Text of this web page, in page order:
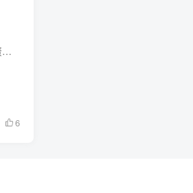
一、基本信息 身高：155cm 出生地：存在两种说法，部分资料称其来自中国台湾，也有信息显示长期活跃于广东地区。 出生日期： 1991 年 职业：以 Cosplay、写真偶像为主，活跃于二次元及社交媒体...
6